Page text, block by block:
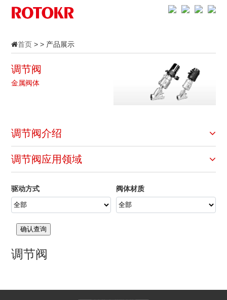
首页 > > 产品展示
调节阀
金属阀体
调节阀介绍
调节阀应用领域
驱动方式 阀体材质
确认查询
调节阀